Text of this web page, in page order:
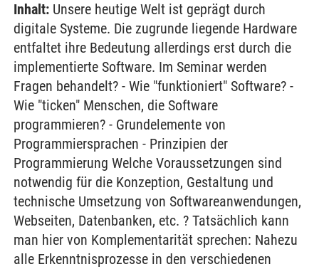
Inhalt: Unsere heutige Welt ist geprägt durch
digitale Systeme. Die zugrunde liegende Hardware
entfaltet ihre Bedeutung allerdings erst durch die
implementierte Software. Im Seminar werden
Fragen behandelt? - Wie "funktioniert" Software? -
Wie "ticken" Menschen, die Software
programmieren? - Grundelemente von
Programmiersprachen - Prinzipien der
Programmierung Welche Voraussetzungen sind
notwendig für die Konzeption, Gestaltung und
technische Umsetzung von Softwareanwendungen,
Webseiten, Datenbanken, etc. ? Tatsächlich kann
man hier von Komplementarität sprechen: Nahezu
alle Erkenntnisprozesse in den verschiedenen